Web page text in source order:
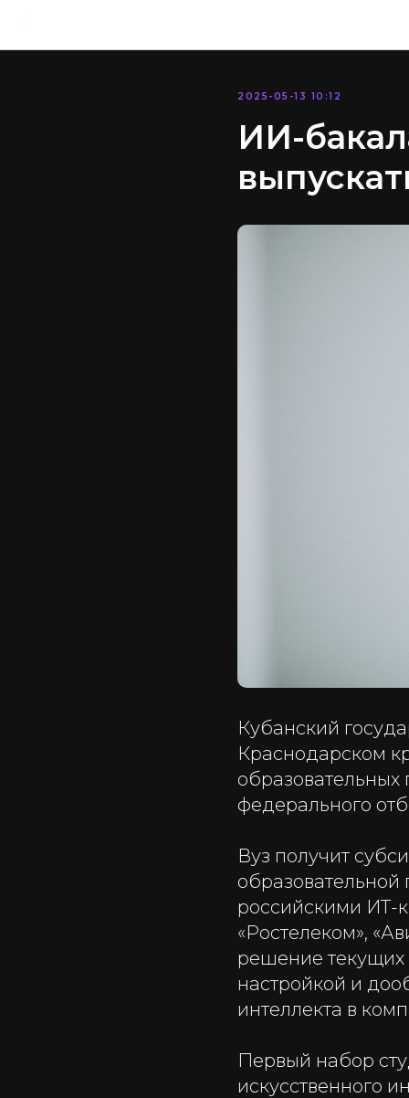
2025-05-13 10:12
ИИ-
Кубанский
Краснодарском
федерального
Вуз получит
российскими ИТ-
«Ростелеком»,
решение текущих
настройкой и
интеллекта в
Первый набор
искусственного